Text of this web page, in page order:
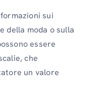
sui
della moda o sulla
essere
che
un valore